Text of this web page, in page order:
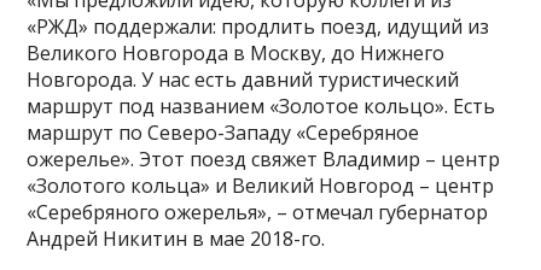
«РЖД» поддержали: продлить поезд, идущий из
Великого Новгорода в Москву, до Нижнего
Новгорода. У нас есть давний туристический
маршрут под названием «Золотое кольцо». Есть
маршрут по Северо-Западу «Серебряное
ожерелье». Этот поезд свяжет Владимир – центр
«Золотого кольца» и Великий Новгород – центр
«Серебряного ожерелья», – отмечал губернатор
Андрей Никитин в мае 2018-го.